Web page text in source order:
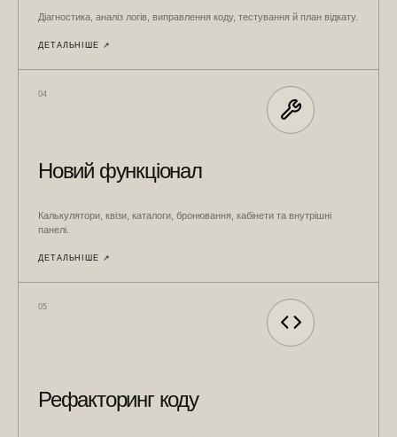
Діагностика, аналіз логів, виправлення коду, тестування й план відкату.
ДЕТАЛЬНІШЕ ↗︎
04
Новий функціонал
Калькулятори, квізи, каталоги, бронювання, кабінети та внутрішні
панелі.
ДЕТАЛЬНІШЕ ↗︎
05
Рефакторинг коду